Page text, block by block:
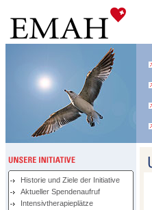
Historie und Ziele der Initiative
Aktueller Spendenaufruf
Intensivtherapieplätze